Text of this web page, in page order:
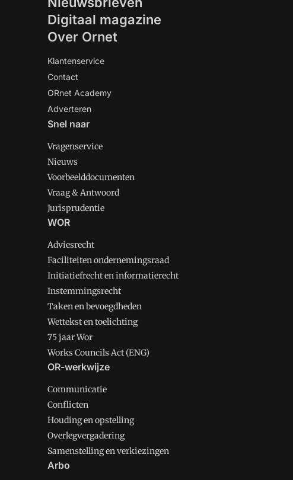
Digitaal magazine
Over Ornet
Klantenservice
Contact
ORnet Academy
Adverteren
Snel naar
Vragenservice
Nieuws
Voorbeelddocumenten
Vraag & Antwoord
Jurisprudentie
WOR
Adviesrecht
Faciliteiten ondernemingsraad
Initiatiefrecht en informatierecht
Instemmingsrecht
Taken en bevoegdheden
Wettekst en toelichting
75 jaar Wor
Works Councils Act (ENG)
OR-werkwijze
Communicatie
Conflicten
Houding en opstelling
Overlegvergadering
Samenstelling en verkiezingen
Arbo